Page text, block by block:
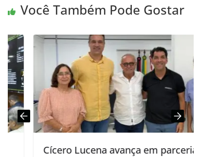
Você Também Pode Gostar
Cícero Lucena avança em parceria